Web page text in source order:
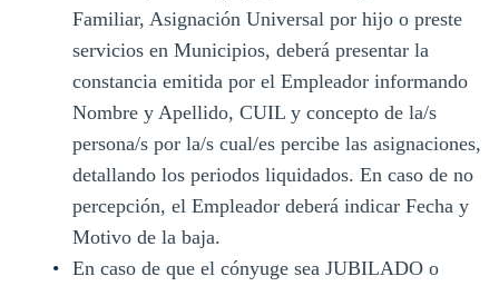
Familiar, Asignación Universal por hijo o preste
servicios en Municipios, deberá presentar la
constancia emitida por el Empleador informando
Nombre y Apellido, CUIL y concepto de la/s
persona/s por la/s cual/es percibe las asignaciones,
detallando los periodos liquidados. En caso de no
percepción, el Empleador deberá indicar Fecha y
Motivo de la baja.
En caso de que el cónyuge sea JUBILADO o